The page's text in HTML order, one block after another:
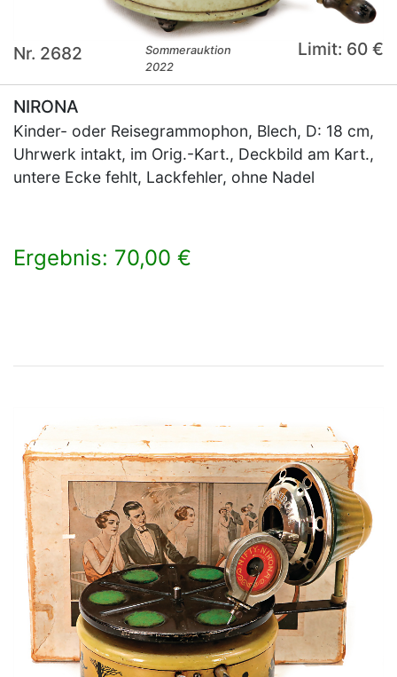
Nr. 2682
Sommerauktion
2022
Limit: 60 €
NIRONA
Kinder- oder Reisegrammophon, Blech, D: 18 cm,
Uhrwerk intakt, im Orig.-Kart., Deckbild am Kart.,
untere Ecke fehlt, Lackfehler, ohne Nadel
Ergebnis: 70,00 €